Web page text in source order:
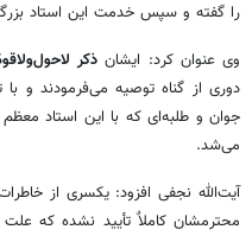
را گفته و سپس خدمت این استاد
وی عنوان کرد: ایشان ذکر
دوری از گناه توصیه می‌فرمودند و با
جوان و طلبه‌ای که با این استاد
می‌شد.
آیت‌الله نجفی افزود: یکسری از
محترمشان کاملاٌ تأیید نشده که